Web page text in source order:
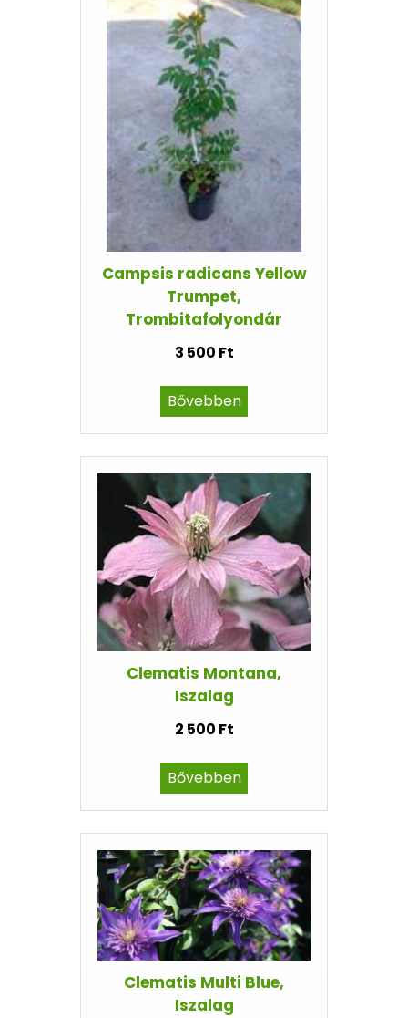
Campsis radicans Yellow
Trumpet,
Trombitafolyondár
3 500 Ft
Bővebben
Clematis Montana,
Iszalag
2 500 Ft
Bővebben
Clematis Multi Blue,
Iszalag